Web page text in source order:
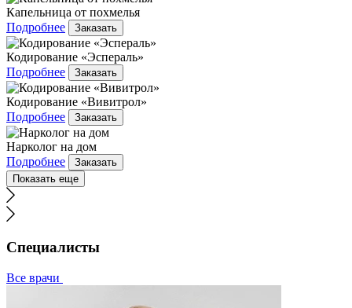
Капельница от похмелья
Подробнее
Заказать
Кодирование «Эспераль»
Подробнее
Заказать
Кодирование «Вивитрол»
Подробнее
Заказать
Нарколог на дом
Подробнее
Заказать
Показать еще
Специалисты
Все врачи